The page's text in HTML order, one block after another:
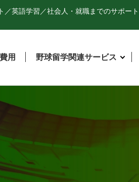
／英語学習／社会人・就職までのサポー
費用 野球留学関連サービス